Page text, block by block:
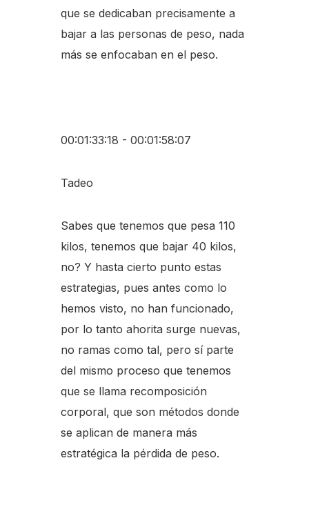
que se dedicaban precisamente a
bajar a las personas de peso, nada
más se enfocaban en el peso.
00:01:33:18 - 00:01:58:07
Tadeo
Sabes que tenemos que pesa 110
kilos, tenemos que bajar 40 kilos,
no? Y hasta cierto punto estas
estrategias, pues antes como lo
hemos visto, no han funcionado,
por lo tanto ahorita surge nuevas,
no ramas como tal, pero sí parte
del mismo proceso que tenemos
que se llama recomposición
corporal, que son métodos donde
se aplican de manera más
estratégica la pérdida de peso.